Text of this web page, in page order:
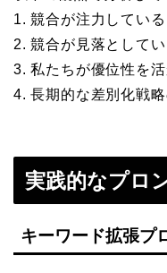
1. 競合が注力してい
2. 競合が見落として
3. 私たちが優位性を
4. 長期的な差別化戦略
実践的なプロ
キーワード拡張プ